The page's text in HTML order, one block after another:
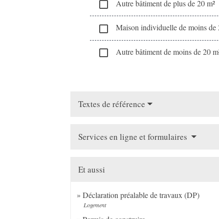
check_box_outline_blank Autre bâtiment de plus de 20 m²
check_box_outline_blank Maison individuelle de moins de
check_box_outline_blank Autre bâtiment de moins de 20
Textes de référence
Services en ligne et formulaires
Et aussi
Déclaration préalable de travaux (DP)
Logement